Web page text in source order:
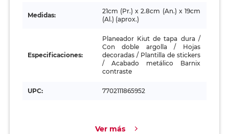
Medidas:
21cm (Pr.) x 2.8cm (An.) x 19cm
(Al.) (aprox.)
Especificaciones:
Planeador Kiut de tapa dura /
Con doble argolla / Hojas
decoradas / Plantilla de stickers
/ Acabado metálico Barnix
contraste
UPC: 7702111865952
Ver más